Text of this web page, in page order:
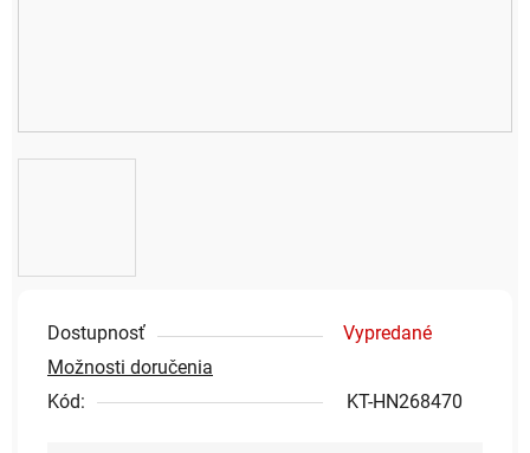
Dostupnosť
Vypredané
Možnosti doručenia
Kód:
KT-HN268470